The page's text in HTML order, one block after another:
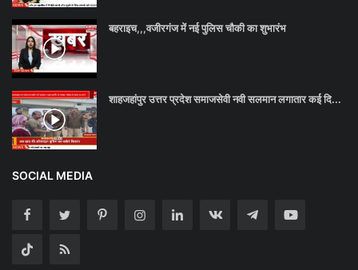
बहराइच,,,वजीरगंज में नई पुलिस चौकी का शुभारंभ
शाहजहांपुर उत्तर प्रदेश समाजसेवी नवी सलमान लगातार कई दि...
SOCIAL MEDIA